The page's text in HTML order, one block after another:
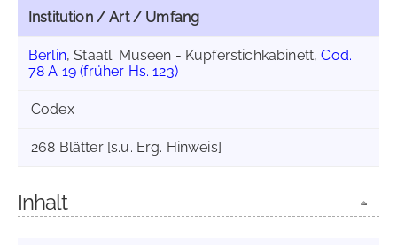
Institution / Art / Umfang
Berlin, Staatl. Museen - Kupferstichkabinett,Cod.
78 A 19 (früher Hs. 123)
Codex
268 Blätter [s.u. Erg. Hinweis]
Inhalt